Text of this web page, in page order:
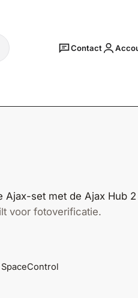
Contact
Ajax-set met de Ajax Hub 2
voor fotoverificatie.